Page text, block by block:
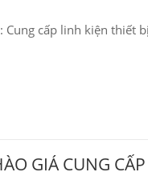
Cung cấp linh kiện thiết
GIÁ CUNG